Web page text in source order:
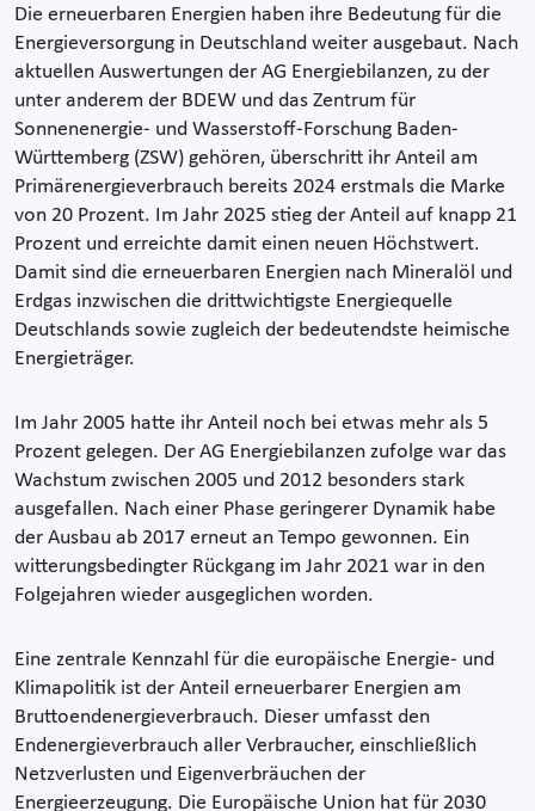
Die erneuerbaren Energien haben ihre Bedeutung für die
Energieversorgung in Deutschland weiter ausgebaut. Nach
aktuellen Auswertungen der AG Energiebilanzen, zu der
unter anderem der BDEW und das Zentrum für
Sonnenenergie- und Wasserstoff-Forschung Baden-
Württemberg (ZSW) gehören, überschritt ihr Anteil am
Primärenergieverbrauch bereits 2024 erstmals die Marke
von 20 Prozent. Im Jahr 2025 stieg der Anteil auf knapp 21
Prozent und erreichte damit einen neuen Höchstwert.
Damit sind die erneuerbaren Energien nach Mineralöl und
Erdgas inzwischen die drittwichtigste Energiequelle
Deutschlands sowie zugleich der bedeutendste heimische
Energieträger.
Im Jahr 2005 hatte ihr Anteil noch bei etwas mehr als 5
Prozent gelegen. Der AG Energiebilanzen zufolge war das
Wachstum zwischen 2005 und 2012 besonders stark
ausgefallen. Nach einer Phase geringerer Dynamik habe
der Ausbau ab 2017 erneut an Tempo gewonnen. Ein
witterungsbedingter Rückgang im Jahr 2021 war in den
Folgejahren wieder ausgeglichen worden.
Eine zentrale Kennzahl für die europäische Energie- und
Klimapolitik ist der Anteil erneuerbarer Energien am
Bruttoendenergieverbrauch. Dieser umfasst den
Endenergieverbrauch aller Verbraucher, einschließlich
Netzverlusten und Eigenverbräuchen der
Energieerzeugung. Die Europäische Union hat für 2030